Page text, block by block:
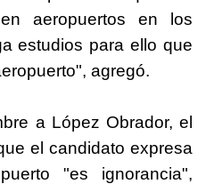
aeropuertos en los
estudios para ello que
agregó.
a López Obrador, el
el candidato expresa
"es ignorancia",